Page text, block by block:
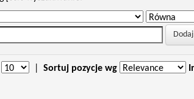
Sortuj pozycje wg